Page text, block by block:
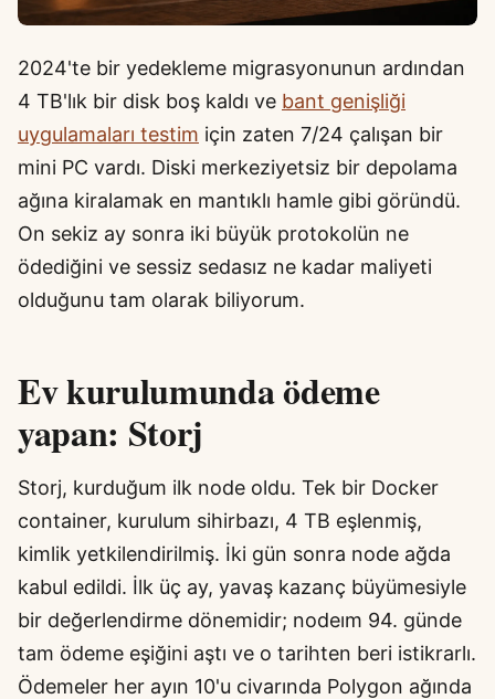
2024'te bir yedekleme migrasyonunun ardından
4 TB'lık bir disk boş kaldı ve bant genişliği
uygulamaları testim için zaten 7/24 çalışan bir
mini PC vardı. Diski merkeziyetsiz bir depolama
ağına kiralamak en mantıklı hamle gibi göründü.
On sekiz ay sonra iki büyük protokolün ne
ödediğini ve sessiz sedasız ne kadar maliyeti
olduğunu tam olarak biliyorum.
Ev kurulumunda ödeme
yapan: Storj
Storj, kurduğum ilk node oldu. Tek bir Docker
container, kurulum sihirbazı, 4 TB eşlenmiş,
kimlik yetkilendirilmiş. İki gün sonra node ağda
kabul edildi. İlk üç ay, yavaş kazanç büyümesiyle
bir değerlendirme dönemidir; nodeım 94. günde
tam ödeme eşiğini aştı ve o tarihten beri istikrarlı.
Ödemeler her ayın 10'u civarında Polygon ağında